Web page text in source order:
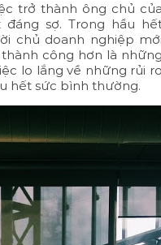
trở thành ông chủ
sợ. Trong hầu
chủ doanh nghiệp
công hơn là
lo lắng về những rủi
hết sức bình thường.